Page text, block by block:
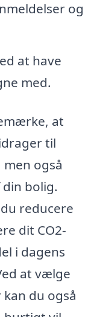
og
at have
med.
at
til
også
bolig.
reducere
dit CO2-
i dagens
at vælge
du også